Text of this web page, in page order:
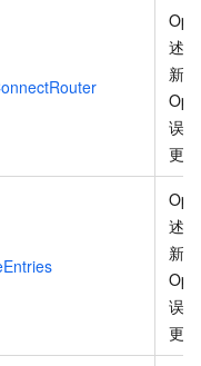
述
新、
误
更
述
新、
误
更